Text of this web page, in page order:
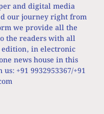
and digital media
our journey right from
we provide all the
the readers with all
in electronic
news house in this
+91 9932953367/+91